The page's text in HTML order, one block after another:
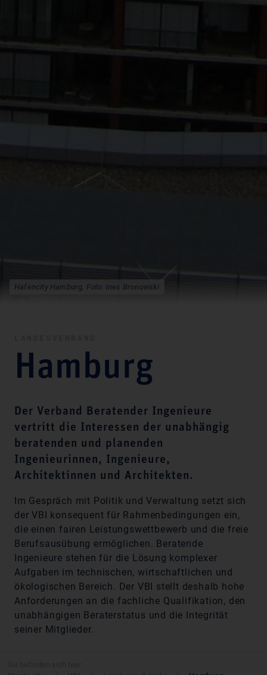
Hafencity Hamburg, Foto: Ines Bronowski
Hamburg
Der Verband Beratender Ingenieure
vertritt die Interessen der unabhängig
beratenden und planenden
Ingenieurinnen, Ingenieure,
Architektinnen und Architekten.
Im Gespräch mit Politik und Verwaltung setzt sich
der VBI konsequent für Rahmenbedingungen ein,
die einen fairen Leistungswettbewerb und die freie
Berufsausübung ermöglichen. Beratende
Ingenieure stehen für die Lösung komplexer
Aufgaben im technischen, wirtschaftlichen und
ökologischen Bereich. Der VBI stellt deshalb hohe
Anforderungen an die fachliche Qualifikation, den
unabhängigen Beraterstatus und die Integrität
seiner Mitglieder.